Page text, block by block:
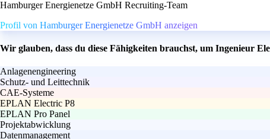
Hamburger Energienetze GmbH Recruiting-Team
Profil von Hamburger Energienetze GmbH anzeigen
Wir glauben, dass du diese Fähigkeiten brauchst, um Ingenieur
Anlagenengineering
Schutz- und Leittechnik
CAE-Systeme
EPLAN Electric P8
EPLAN Pro Panel
Projektabwicklung
Datenmanagement